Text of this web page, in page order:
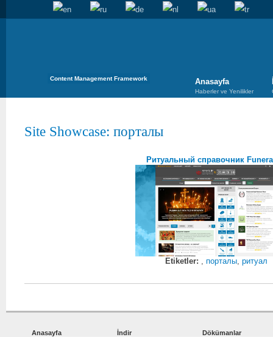
Content Management Framework Anasayfa
Haberler ve Yenilikler
Site Showcase: порталы
Ритуальный справочник
Etiketler: , порталы, ритуал
Anasayfa
İndir
Dökümanlar